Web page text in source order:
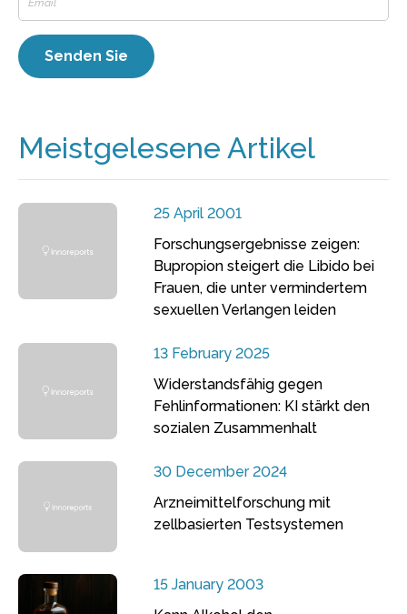
Meistgelesene Artikel
25 April 2001
Forschungsergebnisse zeigen:
Bupropion steigert die Libido bei
Frauen, die unter vermindertem
sexuellen Verlangen leiden
13 February 2025
Widerstandsfähig gegen
Fehlinformationen: KI stärkt den
sozialen Zusammenhalt
30 December 2024
Arzneimittelforschung mit
zellbasierten Testsystemen
15 January 2003